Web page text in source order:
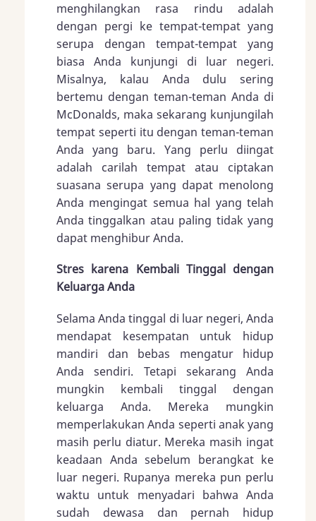
menghilangkan rasa rindu adalah
dengan pergi ke tempat-tempat yang
serupa dengan tempat-tempat yang
biasa Anda kunjungi di luar negeri.
Misalnya, kalau Anda dulu sering
bertemu dengan teman-teman Anda di
McDonalds, maka sekarang kunjungilah
tempat seperti itu dengan teman-teman
Anda yang baru. Yang perlu diingat
adalah carilah tempat atau ciptakan
suasana serupa yang dapat menolong
Anda mengingat semua hal yang telah
Anda tinggalkan atau paling tidak yang
dapat menghibur Anda.
Stres karena Kembali Tinggal dengan
Keluarga Anda
Selama Anda tinggal di luar negeri, Anda
mendapat kesempatan untuk hidup
mandiri dan bebas mengatur hidup
Anda sendiri. Tetapi sekarang Anda
mungkin kembali tinggal dengan
keluarga Anda. Mereka mungkin
memperlakukan Anda seperti anak yang
masih perlu diatur. Mereka masih ingat
keadaan Anda sebelum berangkat ke
luar negeri. Rupanya mereka pun perlu
waktu untuk menyadari bahwa Anda
sudah dewasa dan pernah hidup